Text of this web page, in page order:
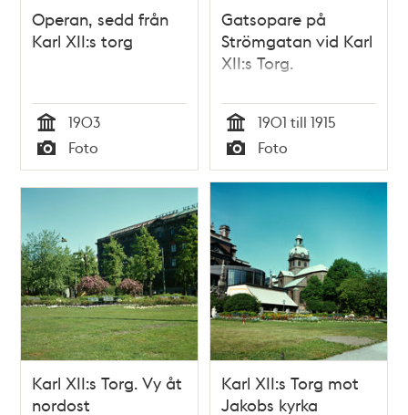
Operan, sedd från
Karl XII:s torg
Tid
1903
Typ
Foto
Gatsopare på
Strömgatan vid Karl
XII:s Torg.
Tid
1901 till 1915
Typ
Foto
Karl XII:s Torg. Vy åt
nordost
Karl XII:s Torg mot
Jakobs kyrka